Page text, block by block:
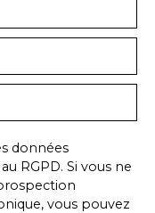
données
RGPD. Si vous ne
vous pouvez